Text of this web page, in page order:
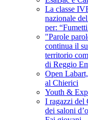
La classe
nazionale
per:
"Parole
continua il
territorio
di Reggio
Open
al Chierici
Youth &
I ragazzi del
dei saloni